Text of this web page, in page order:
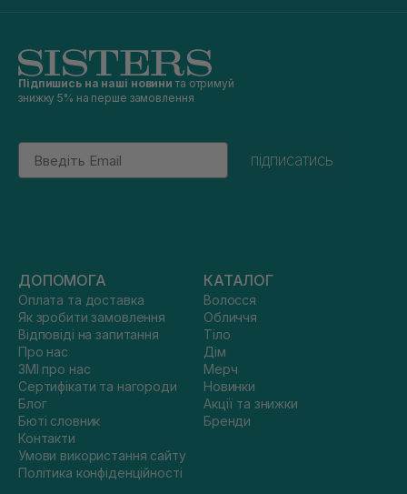
Підпишись на наші новини та отримуй
знижку 5% на перше замовлення
Email
підписатись
ДОПОМОГА
Оплата та доставка
Як зробити замовлення
Відповіді на запитання
Про нас
ЗМІ про нас
Сертифікати та нагороди
Блог
Бюті словник
Контакти
Умови використання сайту
Політика конфіденційності
КАТАЛОГ
Волосся
Обличчя
Тіло
Дім
Мерч
Новинки
Акції та знижки
Бренди